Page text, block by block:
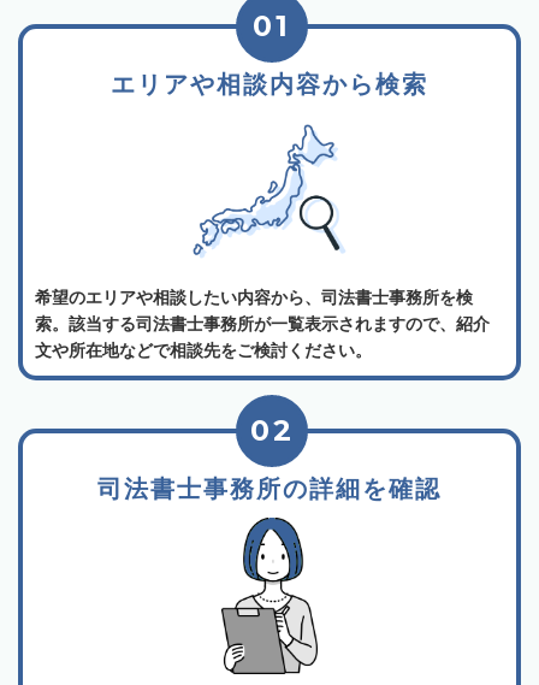
エリアや相談内容から検索
01
希望のエリアや相談したい内容から、司法書士事務所を検
索。該当する司法書士事務所が一覧表示されますので、紹介
文や所在地などで相談先をご検討ください。
司法書士事務所の詳細を確認
02